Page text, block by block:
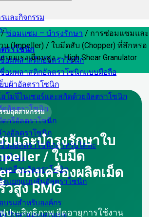
และกิจกรรม
า
ราโซนิก
ชื่อมพลาสติกอัลตราโซนิก
ชื่อมพลาสติกอัลตราโซนิกแบบมือถือ
ย็บผ้าอัลตราโซนิก
ฮโมจีไนเซอร์และสกัดด้วยอัลตราโซนิก
ดอัลตราโซนิก
ดกรีอัลตราโซนิก
างอัลตราโซนิก
ชื่อมอัลตราโซนิกสำหรับโลหะ
ผลิตถุง
เคลือบอัลตราโซนิก
ดแยกแบบสั่นอัลตราโซนิก
บรมสำหรับองค์กร
ปรึกษาและออกแบบ
/ ซ่อมแซม – บำรุงรักษา / การซ่อมแซมและ
(Impeller) / ใบมีดสับ (Chopper) ที่สึกหรอ
บบแรงเฉือนสูง – High Shear Granulator
รมอุตสาหกรรม
และบำรุงรักษาใบ
/ ใบมีด
ของเครื่องผลิตเม็ด
วสูง RMG
ระสิทธิภาพ ยืดอายุการใช้งาน